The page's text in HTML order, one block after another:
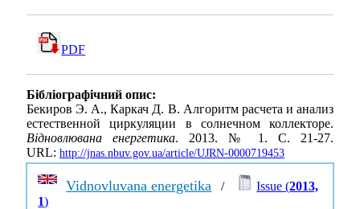
PDF
Бібліографічний опис:
Бекиров Э. А., Каркач Д. В. Алгоритм расчета и анализ
естественной циркуляции в солнечном коллекторе.
Відновлювана енергетика. 2013. № 1. С. 21-27.
URL: http://jnas.nbuv.gov.ua/article/UJRN-0000719453
Vidnovluvana energetika / Issue (2013,
1)